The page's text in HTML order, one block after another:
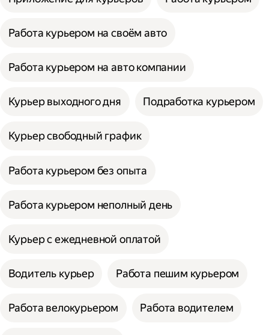
Работа курьером на своём авто
Работа курьером на авто компании
Курьер выходного дня Подработка курьером
Курьер свободный график
Работа курьером без опыта
Работа курьером неполный день
Курьер с ежедневной оплатой
Водитель курьер Работа пешим курьером
Работа велокурьером Работа водителем